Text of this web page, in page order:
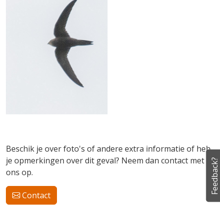
Beschik je over foto's of andere extra informatie of heb
je opmerkingen over dit geval? Neem dan contact met
ons op.
Contact
Feedback?